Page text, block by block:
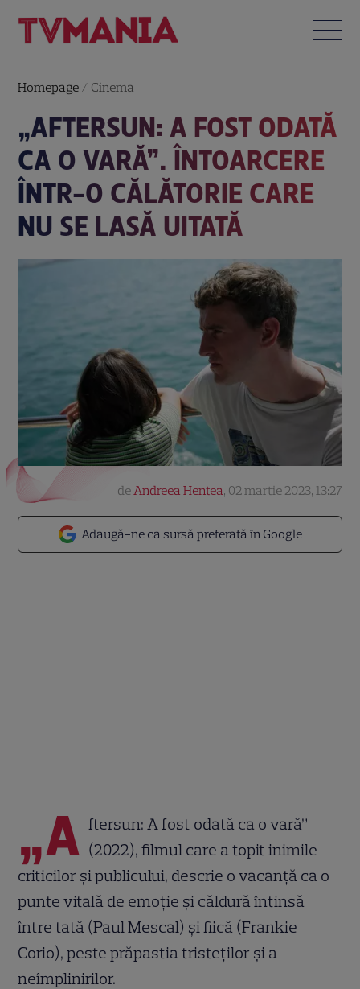
Homepage / Cinema
„AFTERSUN: A FOST ODATĂ
CA O VARĂ”. ÎNTOARCERE
ÎNTR-O CĂLĂTORIE CARE
NU SE LASĂ UITATĂ
Adaugă-ne ca sursă preferată în Google
deAndreea Hentea, 02 martie 2023, 13:27
„A ftersun: A fost odată ca o vară”
(2022), filmul care a topit inimile
criticilor și publicului, descrie o vacanță ca o
punte vitală de emoție și căldură întinsă
între tată (Paul Mescal) și fiică (Frankie
Corio), peste prăpastia tristeților și a
neîmplinirilor.